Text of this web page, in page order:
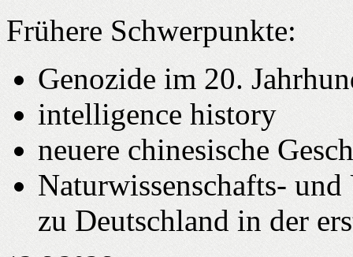
Frühere Schwerpunkte:
Genozide im 20.
intelligence history
neuere chinesische
Naturwissenschafts-
zu Deutschland in der